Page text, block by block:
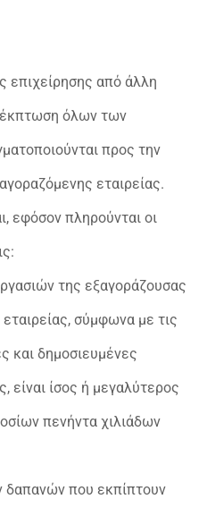
επιχείρησης από άλλη
έκπτωση όλων των
προς την
εταιρείας.
εφόσον πληρούνται οι
της εξαγοράζουσας
σύμφωνα με τις
και δημοσιευμένες
είναι ίσος ή μεγαλύτερος
πενήντα χιλιάδων
δαπανών που εκπίπτουν